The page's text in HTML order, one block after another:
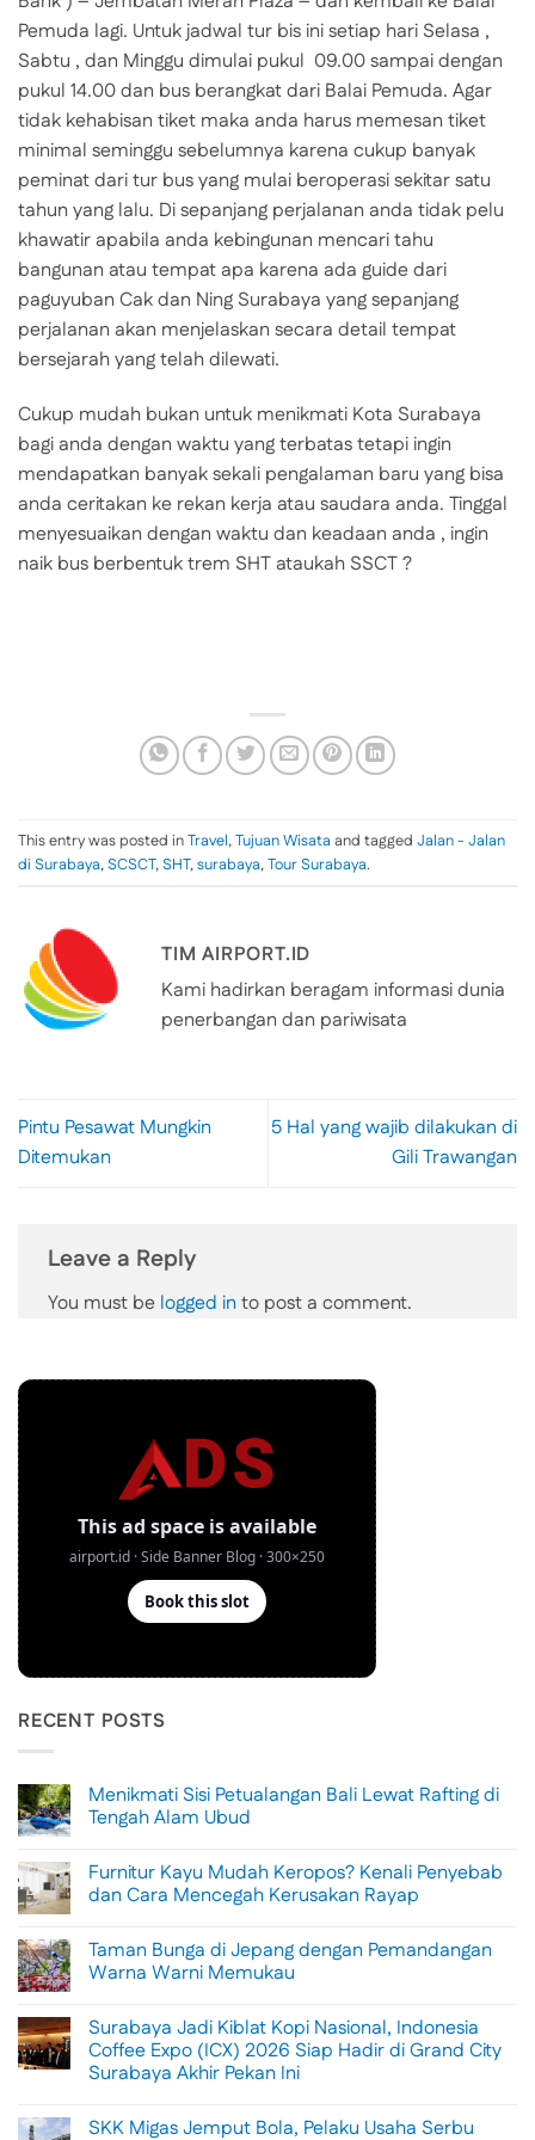
Pemuda lagi. Untuk jadwal tur bis ini setiap hari Selasa ,
Sabtu , dan Minggu dimulai pukul 09.00 sampai dengan
pukul 14.00 dan bus berangkat dari Balai Pemuda. Agar
tidak kehabisan tiket maka anda harus memesan tiket
minimal seminggu sebelumnya karena cukup banyak
peminat dari tur bus yang mulai beroperasi sekitar satu
tahun yang lalu. Di sepanjang perjalanan anda tidak pelu
khawatir apabila anda kebingunan mencari tahu
bangunan atau tempat apa karena ada guide dari
paguyuban Cak dan Ning Surabaya yang sepanjang
perjalanan akan menjelaskan secara detail tempat
bersejarah yang telah dilewati.
Cukup mudah bukan untuk menikmati Kota Surabaya
bagi anda dengan waktu yang terbatas tetapi ingin
mendapatkan banyak sekali pengalaman baru yang bisa
anda ceritakan ke rekan kerja atau saudara anda. Tinggal
menyesuaikan dengan waktu dan keadaan anda , ingin
naik bus berbentuk trem SHT ataukah SSCT ?
This entry was posted inTravel,Tujuan Wisataand tagged Jalan - Jalan
di Surabaya,SCSCT,SHT,surabaya,Tour Surabaya.
TIM AIRPORT.ID
Kami hadirkan beragam informasi dunia
penerbangan dan pariwisata
Pintu Pesawat Mungkin
Ditemukan
5 Hal yang wajib dilakukan di
Gili Trawangan
Leave a Reply
You must be logged in to post a comment.
RECENT POSTS
Menikmati Sisi Petualangan Bali Lewat Rafting di
Tengah Alam Ubud
on
Menikmati
Sisi
Lewat
Rafting
di
Ubud
Furnitur Kayu Mudah Keropos? Kenali Penyebab
dan Cara Mencegah Kerusakan Rayap
on
Furnitur
Kayu
Kenali
Penyebab
dan
Cara
Rayap
Taman Bunga di Jepang dengan Pemandangan
Warna Warni Memukau
on
Taman
Bunga
di
Pemandangan
Warna
Surabaya Jadi Kiblat Kopi Nasional, Indonesia
Coffee Expo (ICX) 2026 Siap Hadir di Grand City
Surabaya Akhir Pekan Ini
on
SKK Migas Jemput Bola, Pelaku Usaha Serbu